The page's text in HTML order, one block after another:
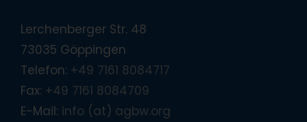
Lerchenberger Str. 48
73035 Göppingen
Telefon: +49 7161 8084717
Fax: +49 7161 8084709
E-Mail: info (at) agbw.org